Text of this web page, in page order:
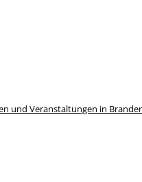
und Veranstaltungen in